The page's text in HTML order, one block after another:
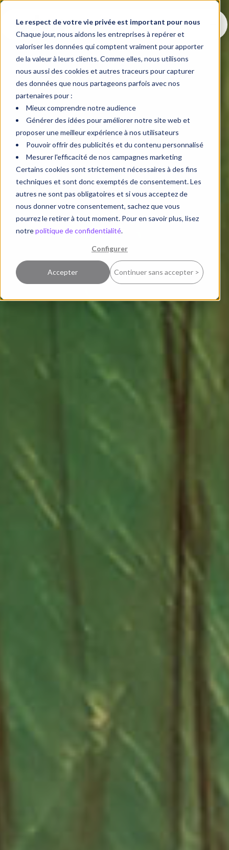
Le respect de votre vie privée est important pour nous
Chaque jour, nous aidons les entreprises à repérer et
valoriser les données qui comptent vraiment pour apporter
de la valeur à leurs clients. Comme elles, nous utilisons
nous aussi des cookies et autres traceurs pour capturer
des données que nous partageons parfois avec nos
partenaires pour :
Mieux comprendre notre audience
Générer des idées pour améliorer notre site web et
proposer une meilleur expérience à nos utilisateurs
Pouvoir offrir des publicités et du contenu personnalisé
Mesurer l'efficacité de nos campagnes marketing
Certains cookies sont strictement nécessaires à des fins
techniques et sont donc exemptés de consentement. Les
autres ne sont pas obligatoires et si vous acceptez de
nous donner votre consentement, sachez que vous
pourrez le retirer à tout moment. Pour en savoir plus, lisez
notrepolitique de confidentialité.
Configurer
Accepter Continuer sans accepter >